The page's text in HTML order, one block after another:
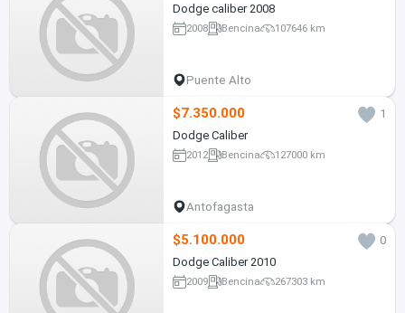
Dodge caliber 2008
2008 Bencina 107646 km
Puente Alto
$7.350.000
1
Dodge Caliber
2012 Bencina 127000 km
Antofagasta
$5.100.000
0
Dodge Caliber 2010
2009 Bencina 267303 km